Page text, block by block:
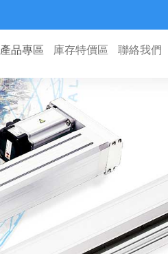
產品專區 庫存特價區 聯絡我們